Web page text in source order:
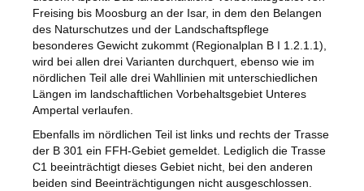
Freising bis Moosburg an der Isar, in dem den Belangen
des Naturschutzes und der Landschaftspflege
besonderes Gewicht zukommt (Regionalplan B I 1.2.1.1),
wird bei allen drei Varianten durchquert, ebenso wie im
nördlichen Teil alle drei Wahllinien mit unterschiedlichen
Längen im landschaftlichen Vorbehaltsgebiet Unteres
Ampertal verlaufen.
Ebenfalls im nördlichen Teil ist links und rechts der Trasse
der B 301 ein FFH-Gebiet gemeldet. Lediglich die Trasse
C1 beeinträchtigt dieses Gebiet nicht, bei den anderen
beiden sind Beeinträchtigungen nicht ausgeschlossen.